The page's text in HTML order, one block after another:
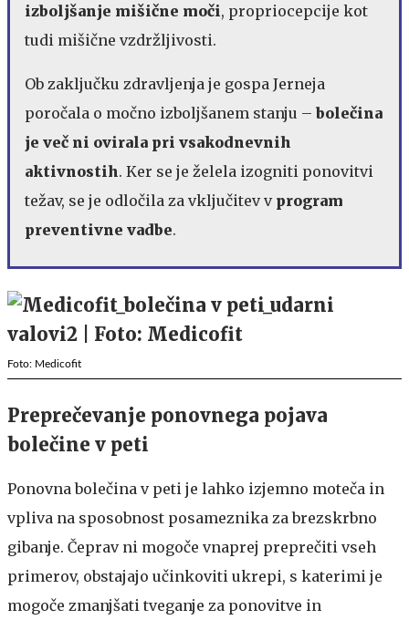
izboljšanje mišične moči, propriocepcije kot
tudi mišične vzdržljivosti.
Ob zaključku zdravljenja je gospa Jerneja
poročala o močno izboljšanem stanju – bolečina
je več ni ovirala pri vsakodnevnih
aktivnostih. Ker se je želela izogniti ponovitvi
težav, se je odločila za vključitev v program
preventivne vadbe.
Foto: Medicofit
Preprečevanje ponovnega pojava
bolečine v peti
Ponovna bolečina v peti je lahko izjemno moteča in
vpliva na sposobnost posameznika za brezskrbno
gibanje. Čeprav ni mogoče vnaprej preprečiti vseh
primerov, obstajajo učinkoviti ukrepi, s katerimi je
mogoče zmanjšati tveganje za ponovitve in